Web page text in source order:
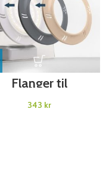
Flanger til
poollamper
kr